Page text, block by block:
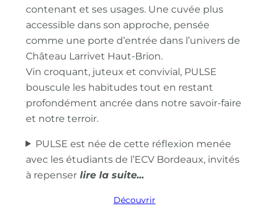
contenant et ses usages. Une cuvée plus
accessible dans son approche, pensée
comme une porte d’entrée dans l’univers de
Château Larrivet Haut-Brion.
Vin croquant, juteux et convivial, PULSE
bouscule les habitudes tout en restant
profondément ancrée dans notre savoir-faire
et notre terroir.
PULSE est née de cette réflexion menée
avec les étudiants de l’ECV Bordeaux, invités
à repenser
Découvrir